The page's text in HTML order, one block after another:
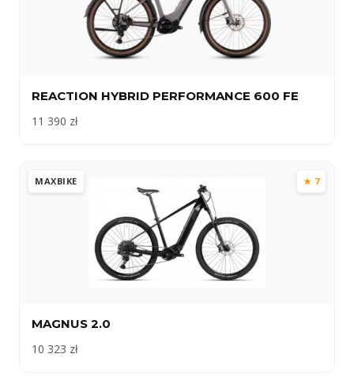
REACTION HYBRID PERFORMANCE 600 FE
11 390 zł
MAXBIKE ★ 7
MAGNUS 2.0
10 323 zł